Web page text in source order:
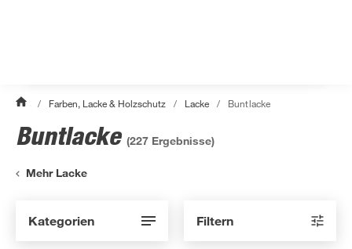
/ Farben, Lacke & Holzschutz / Lacke / Buntlacke
Buntlacke (227 Ergebnisse)
Mehr Lacke
Kategorien Filtern